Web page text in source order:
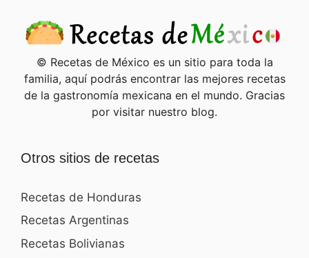
© Recetas de México es un sitio para toda la
familia, aquí podrás encontrar las mejores recetas
de la gastronomía mexicana en el mundo. Gracias
por visitar nuestro blog.
Otros sitios de recetas
Recetas de Honduras
Recetas Argentinas
Recetas Bolivianas